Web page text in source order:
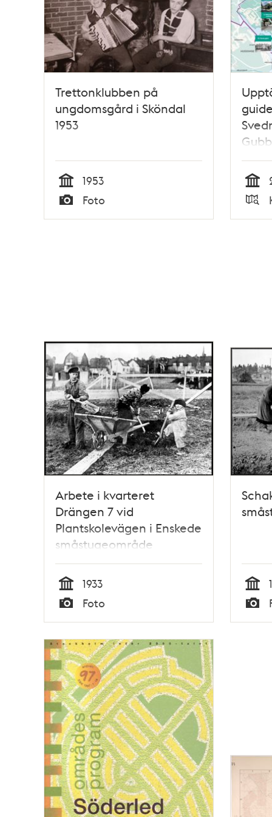
Trettonklubben på
ungdomsgård i Sköndal
1953
Tid
1953
Typ
Foto Tid
Typ
Arbete i kvarteret
Drängen 7 vid
Plantskolevägen i Enskede
småstugeområde
Tid
1933
Typ
Foto Tid
Typ